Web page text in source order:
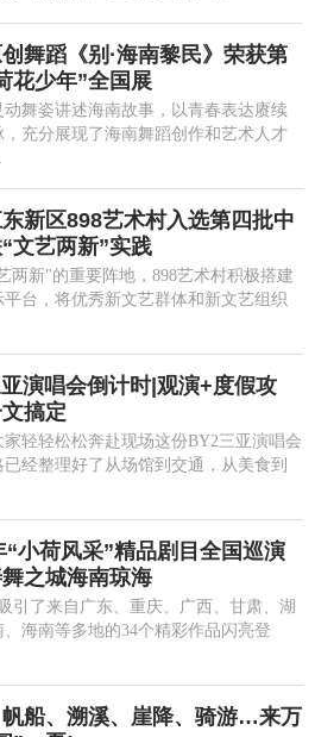
舞蹈《别·海南黎民》荣获第
花少年”全国展
动舞姿讲述海南故事，以青春表达赓续
，充分展现了海南舞蹈创作和艺术人才
新区898艺术村入选第四批中
文艺两新”实践
两新"的重要阵地，898艺术村积极搭建
平台，将优秀新文艺群体和新文艺组织
演唱会倒计时|观演+度假攻
搞定
家轻轻松松奔赴现场这份BY2三亚演唱会
已经整理好了从场馆到交通，从美食到
“小荷风采”精品剧目全国巡演
之城海南琼海
引了来自广东、重庆、广西、甘肃、湖
、海南等多地的34个精彩作品闪亮登
船、溯溪、崖降、骑游…来万